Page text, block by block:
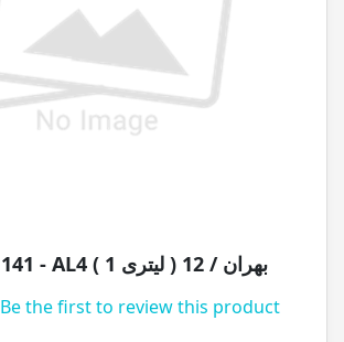
اتوماتیک LT71141 - AL4 ( 1 لیتری ) بهران / 12
Be the first to review this product